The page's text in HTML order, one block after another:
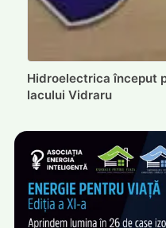
Hidroelectrica început
lacului Vidraru